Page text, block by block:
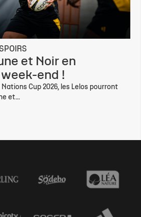
et Noir en
end !
Cup 2026, les Lelos pourront
et...